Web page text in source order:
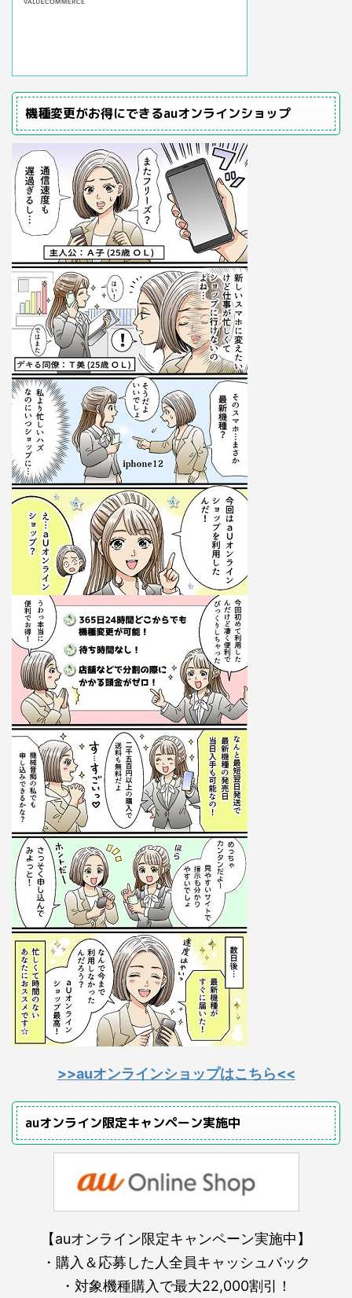
機種変更がお得にできるauオンラインショップ
>>auオンラインショップはこちら<<
auオンライン限定キャンペーン実施中
【auオンライン限定キャンペーン実施中】
・購入＆応募した人全員キャッシュバック
・対象機種購入で最大22,000割引！